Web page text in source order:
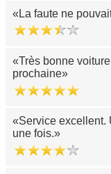
La faute ne
Très bonne
prochaine
Service excellent.
une fois.